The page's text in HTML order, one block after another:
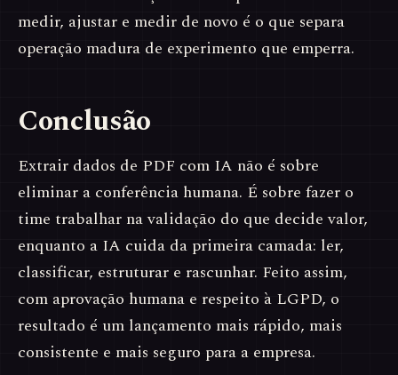
medir, ajustar e medir de novo é o que separa
operação madura de experimento que emperra.
Conclusão
Extrair dados de PDF com IA não é sobre
eliminar a conferência humana. É sobre fazer o
time trabalhar na validação do que decide valor,
enquanto a IA cuida da primeira camada: ler,
classificar, estruturar e rascunhar. Feito assim,
com aprovação humana e respeito à LGPD, o
resultado é um lançamento mais rápido, mais
consistente e mais seguro para a empresa.